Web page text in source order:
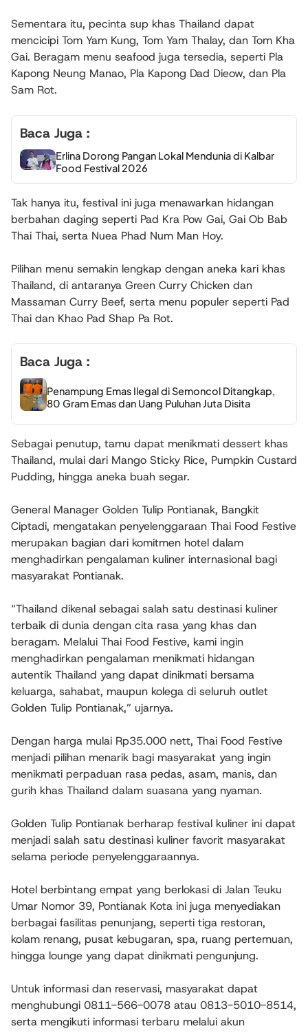
Sementara itu, pecinta sup khas Thailand dapat
mencicipi Tom Yam Kung, Tom Yam Thalay, dan Tom Kha
Gai. Beragam menu seafood juga tersedia, seperti Pla
Kapong Neung Manao, Pla Kapong Dad Dieow, dan Pla
Sam Rot.
Baca Juga :
Erlina Dorong Pangan Lokal Mendunia di Kalbar
Food Festival 2026
Tak hanya itu, festival ini juga menawarkan hidangan
berbahan daging seperti Pad Kra Pow Gai, Gai Ob Bab
Thai Thai, serta Nuea Phad Num Man Hoy.
Pilihan menu semakin lengkap dengan aneka kari khas
Thailand, di antaranya Green Curry Chicken dan
Massaman Curry Beef, serta menu populer seperti Pad
Thai dan Khao Pad Shap Pa Rot.
Baca Juga :
Penampung Emas Ilegal di Semoncol Ditangkap,
80 Gram Emas dan Uang Puluhan Juta Disita
Sebagai penutup, tamu dapat menikmati dessert khas
Thailand, mulai dari Mango Sticky Rice, Pumpkin Custard
Pudding, hingga aneka buah segar.
General Manager Golden Tulip Pontianak, Bangkit
Ciptadi, mengatakan penyelenggaraan Thai Food Festive
merupakan bagian dari komitmen hotel dalam
menghadirkan pengalaman kuliner internasional bagi
masyarakat Pontianak.
“Thailand dikenal sebagai salah satu destinasi kuliner
terbaik di dunia dengan cita rasa yang khas dan
beragam. Melalui Thai Food Festive, kami ingin
menghadirkan pengalaman menikmati hidangan
autentik Thailand yang dapat dinikmati bersama
keluarga, sahabat, maupun kolega di seluruh outlet
Golden Tulip Pontianak,” ujarnya.
Dengan harga mulai Rp35.000 nett, Thai Food Festive
menjadi pilihan menarik bagi masyarakat yang ingin
menikmati perpaduan rasa pedas, asam, manis, dan
gurih khas Thailand dalam suasana yang nyaman.
Golden Tulip Pontianak berharap festival kuliner ini dapat
menjadi salah satu destinasi kuliner favorit masyarakat
selama periode penyelenggaraannya.
Hotel berbintang empat yang berlokasi di Jalan Teuku
Umar Nomor 39, Pontianak Kota ini juga menyediakan
berbagai fasilitas penunjang, seperti tiga restoran,
kolam renang, pusat kebugaran, spa, ruang pertemuan,
hingga lounge yang dapat dinikmati pengunjung.
Untuk informasi dan reservasi, masyarakat dapat
menghubungi 0811-566-0078 atau 0813-5010-8514,
serta mengikuti informasi terbaru melalui akun